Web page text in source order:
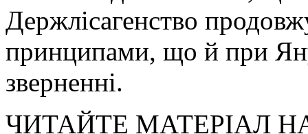
Держлісагенство
принципами, що й при
зверненні.
ЧИТАЙТЕ МАТЕРІАЛ